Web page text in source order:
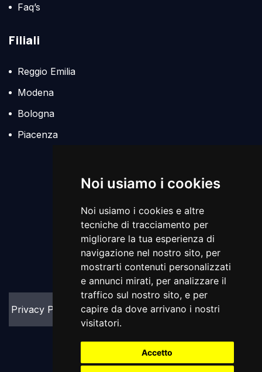
Noi usiamo i cookies
Noi usiamo i cookies e altre
tecniche di tracciamento per
migliorare la tua esperienza di
navigazione nel nostro sito, per
mostrarti contenuti personalizzati
e annunci mirati, per analizzare il
traffico sul nostro sito, e per
capire da dove arrivano i nostri
visitatori.
Accetto
Faq’s
Filiali
Reggio Emilia
Modena
Bologna
Piacenza
Privacy Policy Cookie Policy